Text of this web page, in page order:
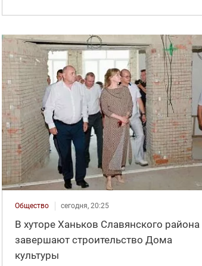
Общество сегодня, 20:25
В хуторе Ханьков Славянского района
завершают строительство Дома
культуры